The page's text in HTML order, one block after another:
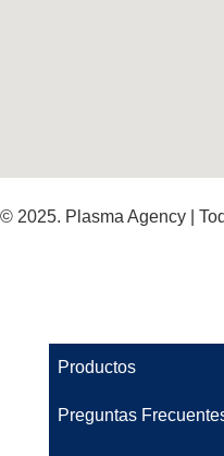
© 2025. Plasma Agency |
Productos
Preguntas